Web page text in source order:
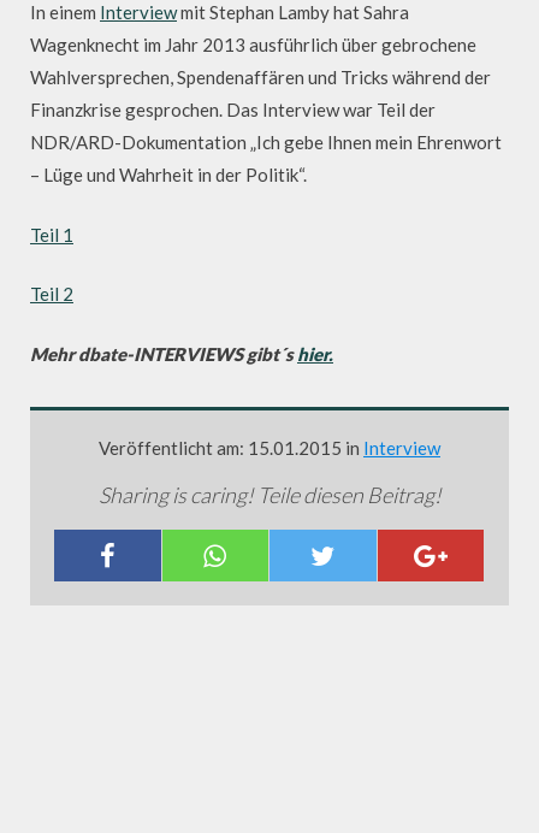
In einem Interviewmit Stephan Lamby hat Sahra
Wagenknecht im Jahr 2013 ausführlich über gebrochene
Wahlversprechen, Spendenaffären und Tricks während der
Finanzkrise gesprochen. Das Interview war Teil der
NDR/ARD-Dokumentation „Ich gebe Ihnen mein Ehrenwort
– Lüge und Wahrheit in der Politik“.
Teil 1
Teil 2
Mehr dbate-INTERVIEWS gibt´shier.
Veröffentlicht am: 15.01.2015 in Interview
Sharing is caring! Teile diesen Beitrag!